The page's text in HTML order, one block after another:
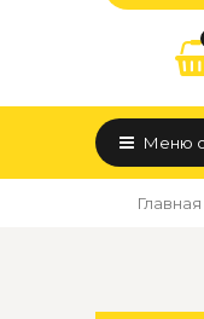
Меню
Главная